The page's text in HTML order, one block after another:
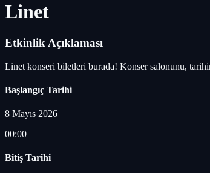
Linet
Etkinlik Açıklaması
Linet konseri biletleri burada! Konser salonunu,
Başlangıç Tarihi
8 Mayıs 2026
00:00
Bitiş Tarihi